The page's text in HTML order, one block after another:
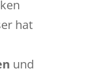
hat
und